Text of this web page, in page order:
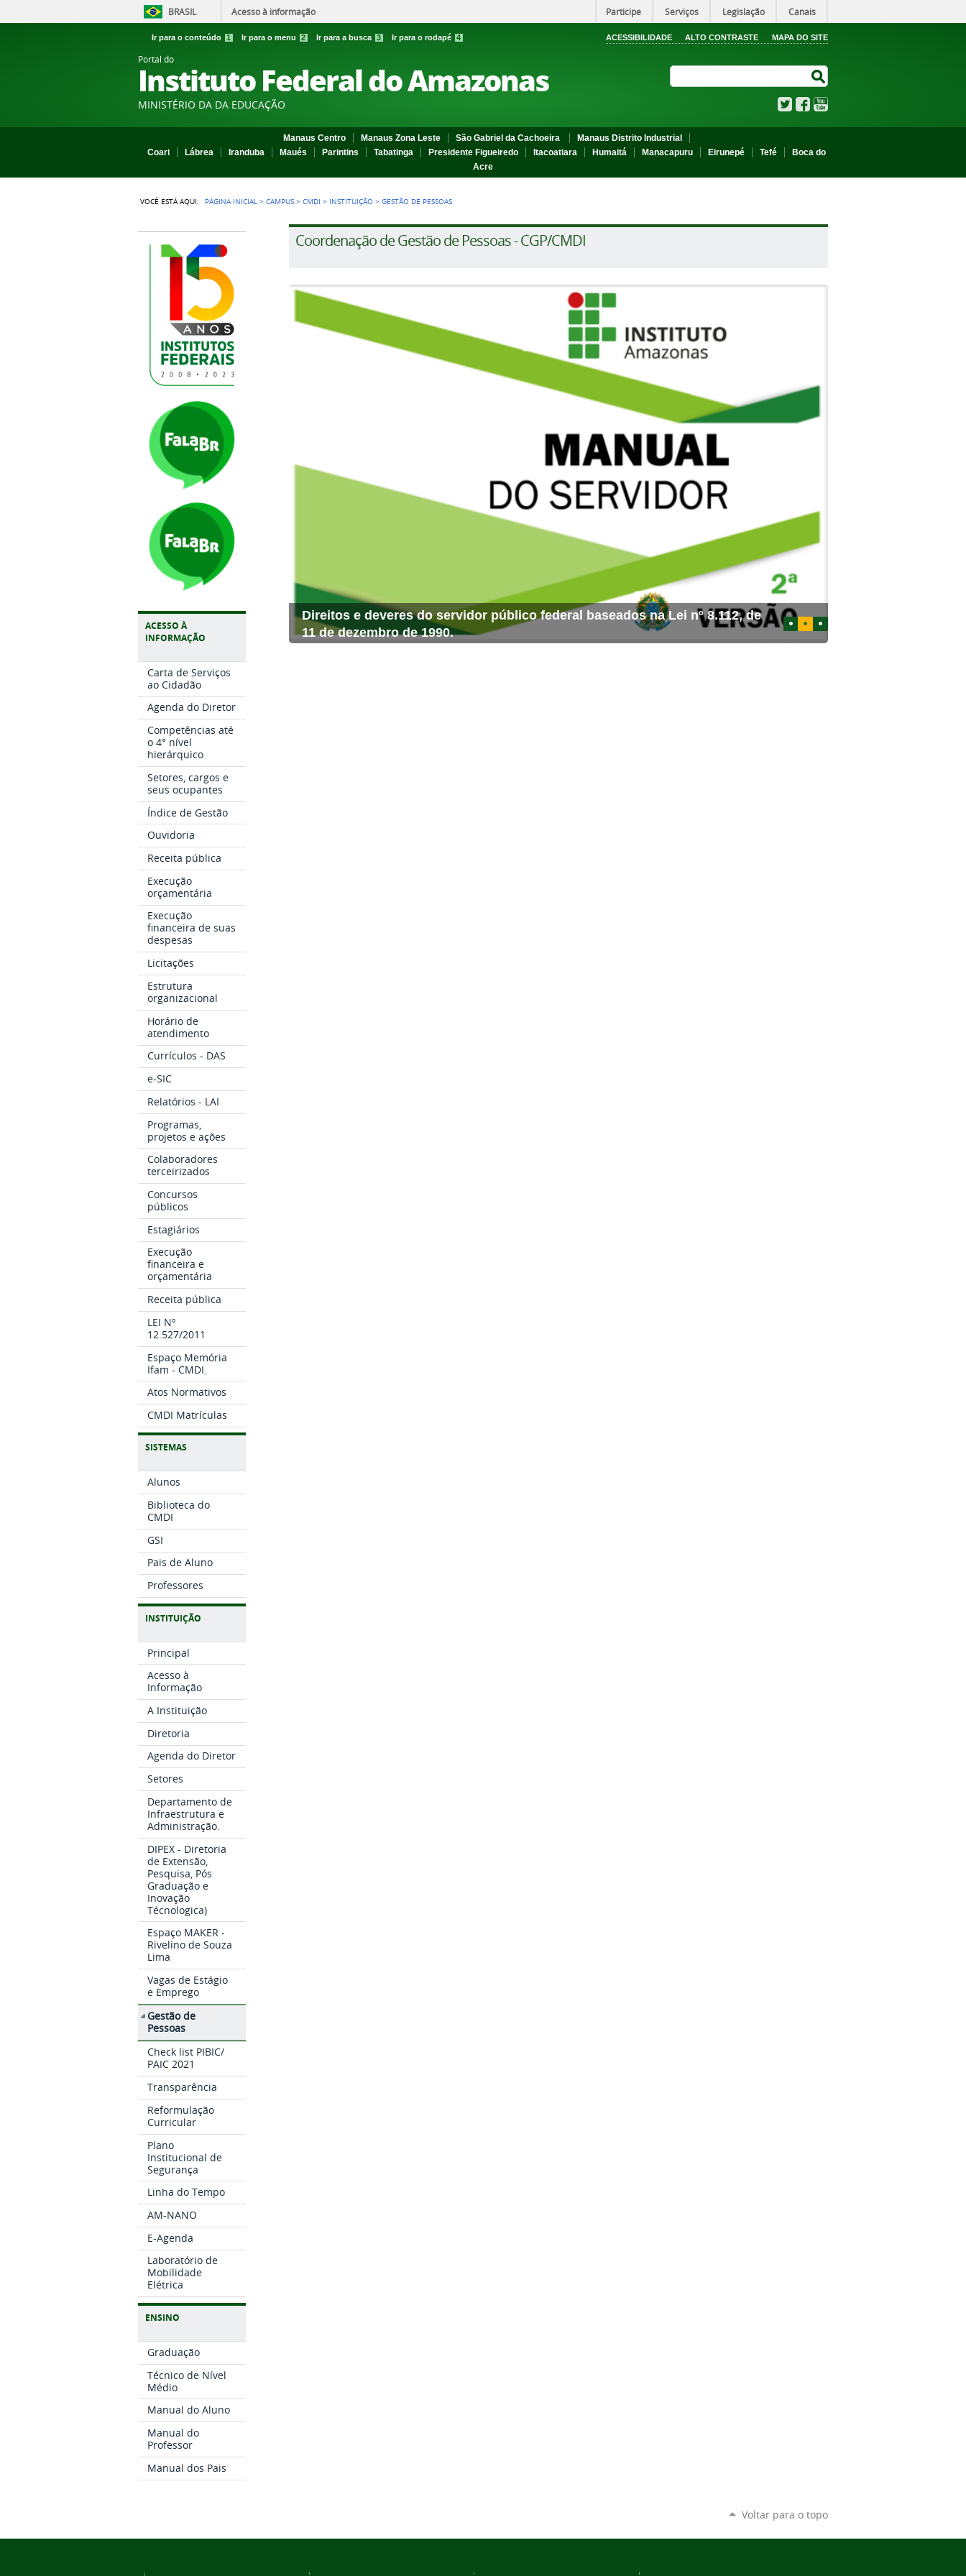
BRASIL Acesso à informação Participe Serviços Legislação Canais
Ir para o conteúdo 1 Ir para o menu 2 Ir para a busca 3 Ir para o rodapé 4 ACESSIBILIDADE ALTO CONTRASTE MAPA DO SITE
Portal do
Instituto Federal do Amazonas
MINISTÉRIO DA DA EDUCAÇÃO TwitterFacebook
Manaus Centro Manaus Zona Leste São Gabriel da Cachoeira
Manaus Distrito Industrial
Coari
Lábrea Iranduba Maués Parintins Tabatinga Presidente Figueiredo Itacoatiara Humaitá Manacapuru Eirunepé Tefé
Boca do
Acre
VOCÊ ESTÁ AQUI: PÁGINA INICIAL >CAMPUS >CMDI > INSTITUIÇÃO >GESTÃO DE PESSOAS
ACESSO À
INFORMAÇÃO
Carta de Serviços
ao Cidadão
Agenda do Diretor
Competências até
o 4° nível
hierárquico
Setores, cargos e
seus ocupantes
Índice de Gestão
Ouvidoria
Receita pública
Execução
orçamentária
Execução
financeira de suas
despesas
Licitações
Estrutura
organizacional
Horário de
atendimento
Currículos - DAS
e-SIC
Relatórios - LAI
Programas,
projetos e ações
Colaboradores
terceirizados
Concursos
públicos
Estagiários
Execução
financeira e
orçamentária
Receita pública
LEI Nº
12.527/2011
Espaço Memória
Ifam - CMDI.
Atos Normativos
CMDI Matrículas
SISTEMAS
Alunos
Biblioteca do
CMDI
GSI
Pais de Aluno
Professores
INSTITUIÇÃO
Principal
Acesso à
Informação
A Instituição
Diretoria
Agenda do Diretor
Setores
Departamento de
Infraestrutura e
Administração.
DIPEX - Diretoria
de Extensão,
Pesquisa, Pós
Graduação e
Inovação
Técnologica)
Espaço MAKER -
Rivelino de Souza
Lima
Vagas de Estágio
e Emprego
Gestão de
Pessoas
Check list PIBIC/
PAIC 2021
Transparência
Reformulação
Curricular
Plano
Institucional de
Segurança
Linha do Tempo
AM-NANO
E-Agenda
Laboratório de
Mobilidade
Elétrica
ENSINO
Graduação
Técnico de Nível
Médio
Manual do Aluno
Manual do
Professor
Manual dos Pais
Coordenação de Gestão de Pessoas - CGP/CMDI
Direitos e deveres do servidor público federal baseados na Lei nº 8.112, de
11 de dezembro de 1990.
Voltar para o topo